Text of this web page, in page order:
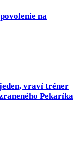
na
vraví tréner
Pekaríka